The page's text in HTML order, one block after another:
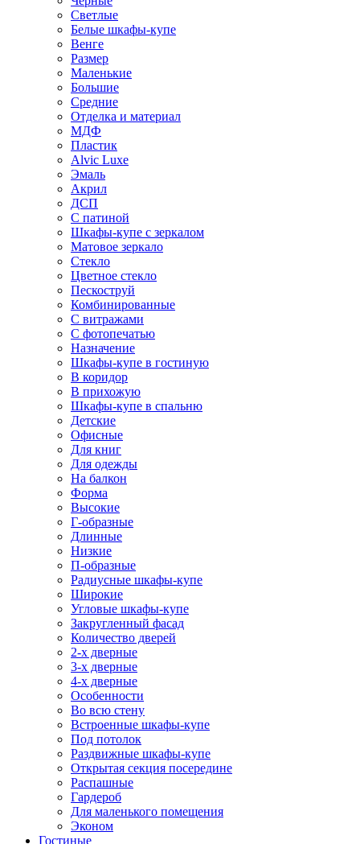
Светлые
Белые шкафы-купе
Венге
Размер
Маленькие
Большие
Средние
Отделка и материал
МДФ
Пластик
Alvic Luxe
Эмаль
Акрил
ДСП
С патиной
Шкафы-купе с зеркалом
Матовое зеркало
Стекло
Цветное стекло
Пескоструй
Комбинированные
С витражами
С фотопечатью
Назначение
Шкафы-купе в гостиную
В коридор
В прихожую
Шкафы-купе в спальню
Детские
Офисные
Для книг
Для одежды
На балкон
Форма
Высокие
Г-образные
Длинные
Низкие
П-образные
Радиусные шкафы-купе
Широкие
Угловые шкафы-купе
Закругленный фасад
Количество дверей
2-х дверные
3-х дверные
4-х дверные
Особенности
Во всю стену
Встроенные шкафы-купе
Под потолок
Раздвижные шкафы-купе
Открытая секция посередине
Распашные
Гардероб
Для маленького помещения
Эконом
Гостиные